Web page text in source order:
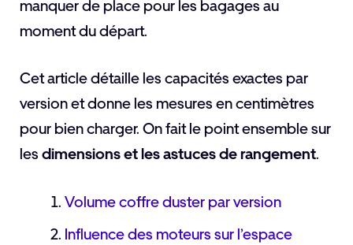
manquer de place pour les bagages au
moment du départ.
Cet article détaille les capacités exactes par
version et donne les mesures en centimètres
pour bien charger. On fait le point ensemble sur
les dimensions et les astuces de rangement.
Volume coffre duster par version
Influence des moteurs sur l’espace